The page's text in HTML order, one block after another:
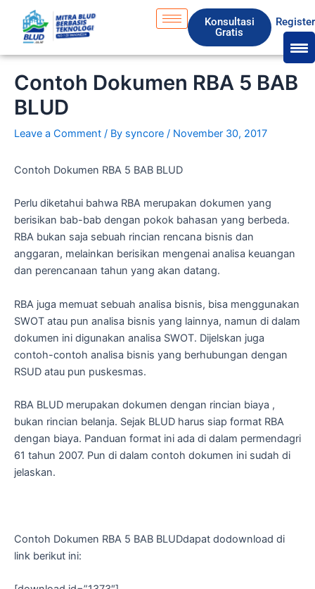
content
Konsultasi
Gratis
Register
Contoh Dokumen RBA 5 BAB
BLUD
Leave a Comment / By syncore / November 30, 2017
Contoh Dokumen RBA 5 BAB BLUD
Perlu diketahui bahwa RBA merupakan dokumen yang
berisikan bab-bab dengan pokok bahasan yang berbeda.
RBA bukan saja sebuah rincian rencana bisnis dan
anggaran, melainkan berisikan mengenai analisa keuangan
dan perencanaan tahun yang akan datang.
RBA juga memuat sebuah analisa bisnis, bisa menggunakan
SWOT atau pun analisa bisnis yang lainnya, namun di dalam
dokumen ini digunakan analisa SWOT. Dijelskan juga
contoh-contoh analisa bisnis yang berhubungan dengan
RSUD atau pun puskesmas.
RBA BLUD merupakan dokumen dengan rincian biaya ,
bukan rincian belanja. Sejak BLUD harus siap format RBA
dengan biaya. Panduan format ini ada di dalam permendagri
61 tahun 2007. Pun di dalam contoh dokumen ini sudah di
jelaskan.
Contoh Dokumen RBA 5 BAB BLUDdapat dodownload di
link berikut ini:
c
h